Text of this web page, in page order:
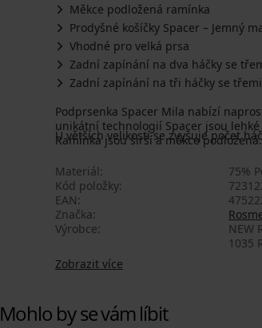
Měkce podložená ramínka
Prodyšné košíčky Spacer – Jemný
Vhodné pro velká prsa
Zadní zapínání na dva háčky se
Zadní zapínání na tři háčky se
Podprsenka Spacer Mila nabízí
unikátní technologií Spacer jsou
Ramínka jsou širší a měkce podložená.
U větších velikostí se zvyšuje počet
Materiál
75%
Kód položky
EAN
Značka
Výrobce
NEW
1035
Zobrazit více
Mohlo by se vám líbit